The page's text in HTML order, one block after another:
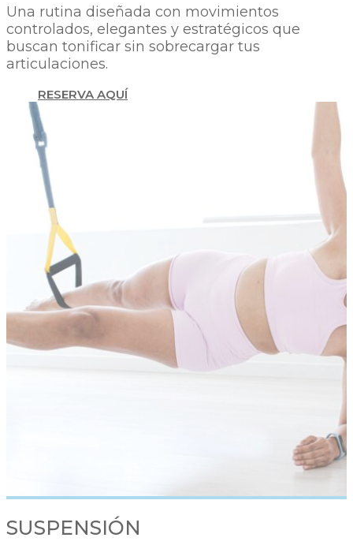
Una rutina diseñada con movimientos
controlados, elegantes y estratégicos que
buscan tonificar sin sobrecargar tus
articulaciones.
RESERVA AQUÍ
SUSPENSIÓN